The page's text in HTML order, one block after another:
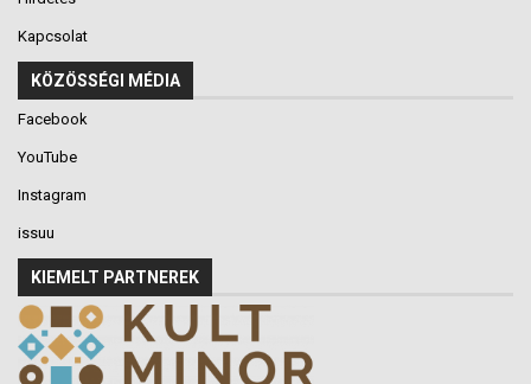
Kapcsolat
KÖZÖSSÉGI MÉDIA
Facebook
YouTube
Instagram
issuu
KIEMELT PARTNEREK